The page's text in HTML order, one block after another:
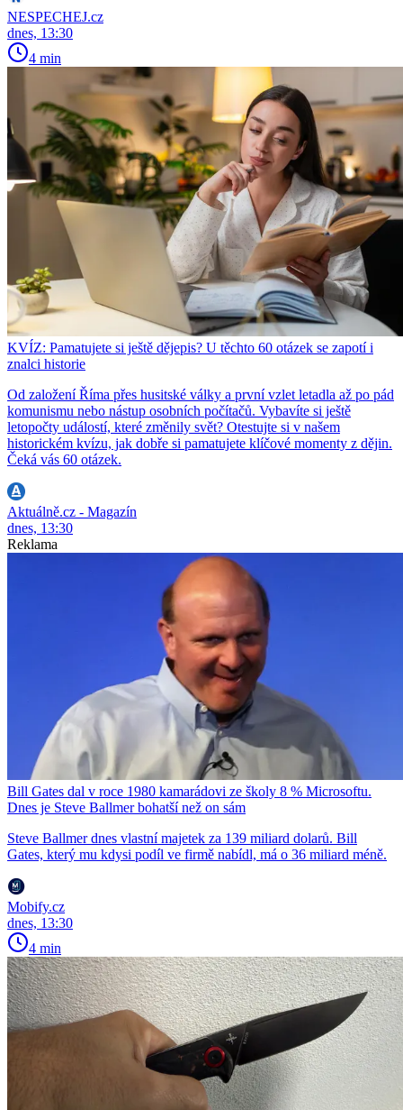
NESPECHEJ.cz
dnes, 13:30
4 min
KVÍZ: Pamatujete si ještě dějepis? U těchto 60 otázek se zapotí i
znalci historie
Od založení Říma přes husitské války a první vzlet letadla až po pád
komunismu nebo nástup osobních počítačů. Vybavíte si ještě
letopočty událostí, které změnily svět? Otestujte si v našem
historickém kvízu, jak dobře si pamatujete klíčové momenty z dějin.
Čeká vás 60 otázek.
Aktuálně.cz - Magazín
dnes, 13:30
Reklama
Bill Gates dal v roce 1980 kamarádovi ze školy 8 % Microsoftu.
Dnes je Steve Ballmer bohatší než on sám
Steve Ballmer dnes vlastní majetek za 139 miliard dolarů. Bill
Gates, který mu kdysi podíl ve firmě nabídl, má o 36 miliard méně.
Mobify.cz
dnes, 13:30
4 min